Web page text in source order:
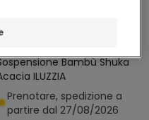
Bambù Shuka
ILUZZIA
Prenotare, spedizione a
partire dal 27/08/2026